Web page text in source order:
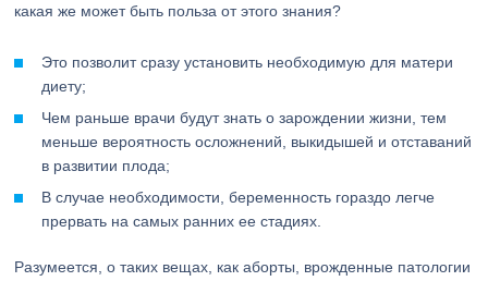
какая же может быть польза от этого знания?
Это позволит сразу установить необходимую для матери
диету;
Чем раньше врачи будут знать о зарождении жизни, тем
меньше вероятность осложнений, выкидышей и отставаний
в развитии плода;
В случае необходимости, беременность гораздо легче
прервать на самых ранних ее стадиях.
Разумеется, о таких вещах, как аборты, врожденные патологии